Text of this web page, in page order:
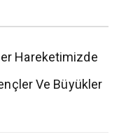
Hareketimizde
Ve Büyükler